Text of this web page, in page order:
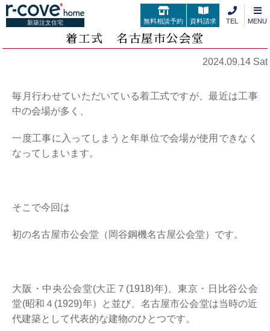
新築注文住宅 無料相談予約 資料請求 TEL MENU
着工式 名古屋市公会堂
2024.09.14 Sat
毎月行わせていただいている着工式ですが、最近は工事
中の会場が多く、
一度工事に入ってしまうと年単位で会場が使用できなく
なってしまいます。
そこで今回は
初の名古屋市公会堂（岡谷鋼機名古屋公会堂）です。
大阪・中央公会堂(大正７(1918)年)、東京・日比谷公会
堂(昭和４(1929)年）と並び、名古屋市公会堂は当時の近
代建築として代表的な建物のひとつです。